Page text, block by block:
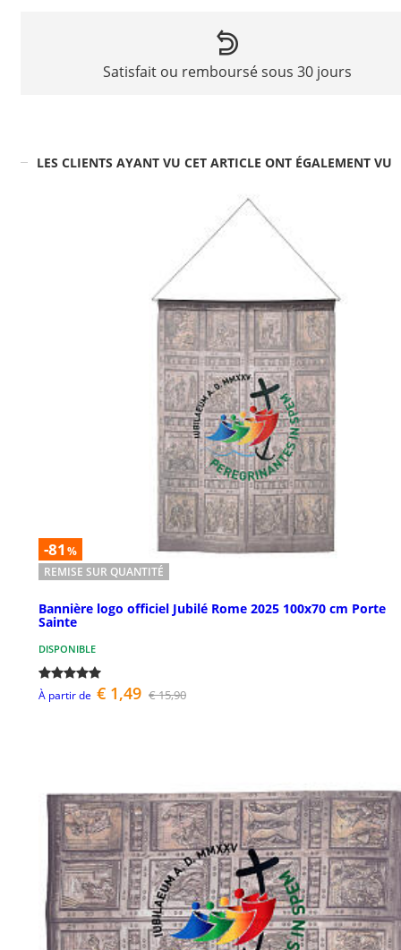
Satisfait ou remboursé sous 30 jours
LES CLIENTS AYANT VU CET ARTICLE ONT ÉGALEMENT VU
-81 %
REMISE SUR QUANTITÉ
Bannière logo officiel Jubilé Rome 2025 100x70 cm Porte
Sainte
DISPONIBLE
À partir de € 1,49 € 15,90